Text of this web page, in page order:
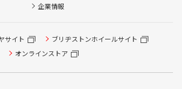
企業情報
サイト
ブリヂストンホイールサイト
オンラインストア
全点検/タイヤ履き替え/オイル交換/その他
約